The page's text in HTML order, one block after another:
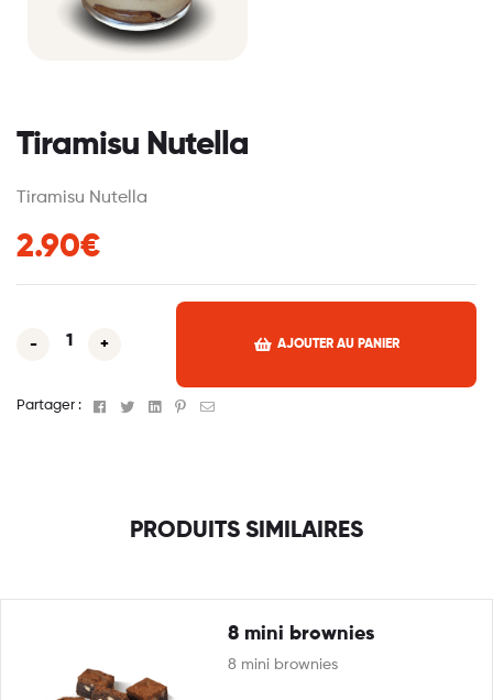
Tiramisu Nutella
Tiramisu Nutella
2.90€
- + AJOUTER AU PANIER
Partager : Facebook
TwitterLinkedinPinterest
Email
PRODUITS SIMILAIRES
8 mini brownies
8 mini brownies